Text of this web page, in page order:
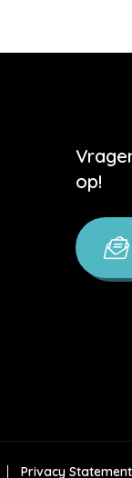
op!
Privacy Statement